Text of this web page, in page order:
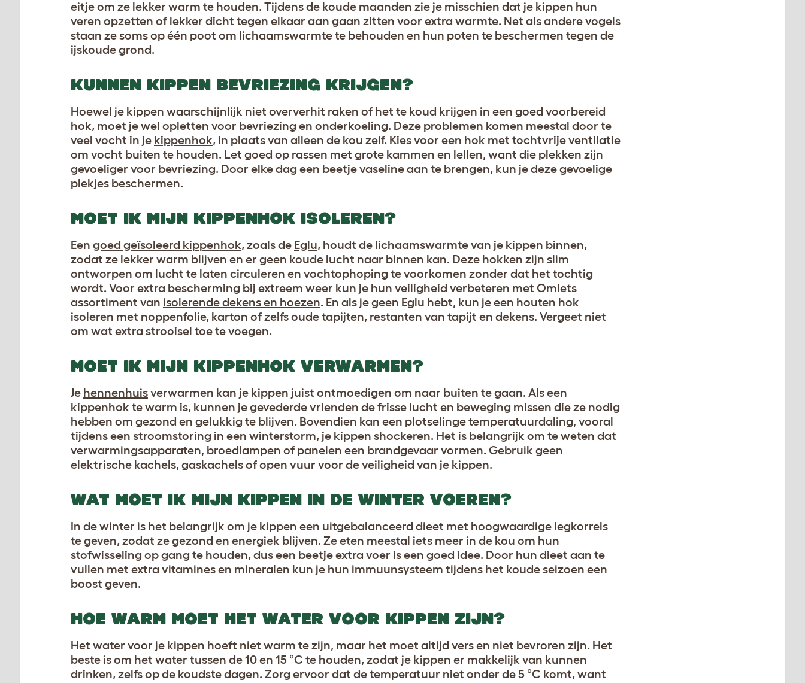
eitje om ze lekker warm te houden. Tijdens de koude maanden zie je misschien dat je kippen hun
veren opzetten of lekker dicht tegen elkaar aan gaan zitten voor extra warmte. Net als andere vogels
staan ze soms op één poot om lichaamswarmte te behouden en hun poten te beschermen tegen de
ijskoude grond.
KUNNEN KIPPEN BEVRIEZING KRIJGEN?
Hoewel je kippen waarschijnlijk niet oververhit raken of het te koud krijgen in een goed voorbereid
hok, moet je wel opletten voor bevriezing en onderkoeling. Deze problemen komen meestal door te
veel vocht in je kippenhok, in plaats van alleen de kou zelf. Kies voor een hok met tochtvrije ventilatie
om vocht buiten te houden. Let goed op rassen met grote kammen en lellen, want die plekken zijn
gevoeliger voor bevriezing. Door elke dag een beetje vaseline aan te brengen, kun je deze gevoelige
plekjes beschermen.
MOET IK MIJN KIPPENHOK ISOLEREN?
Een goed geïsoleerd kippenhok, zoals de Eglu, houdt de lichaamswarmte van je kippen binnen,
zodat ze lekker warm blijven en er geen koude lucht naar binnen kan. Deze hokken zijn slim
ontworpen om lucht te laten circuleren en vochtophoping te voorkomen zonder dat het tochtig
wordt. Voor extra bescherming bij extreem weer kun je hun veiligheid verbeteren met Omlets
assortiment van isolerende dekens en hoezen. En als je geen Eglu hebt, kun je een houten hok
isoleren met noppenfolie, karton of zelfs oude tapijten, restanten van tapijt en dekens. Vergeet niet
om wat extra strooisel toe te voegen.
MOET IK MIJN KIPPENHOK VERWARMEN?
Je hennenhuisverwarmen kan je kippen juist ontmoedigen om naar buiten te gaan. Als een
kippenhok te warm is, kunnen je gevederde vrienden de frisse lucht en beweging missen die ze nodig
hebben om gezond en gelukkig te blijven. Bovendien kan een plotselinge temperatuurdaling, vooral
tijdens een stroomstoring in een winterstorm, je kippen shockeren. Het is belangrijk om te weten dat
verwarmingsapparaten, broedlampen of panelen een brandgevaar vormen. Gebruik geen
elektrische kachels, gaskachels of open vuur voor de veiligheid van je kippen.
WAT MOET IK MIJN KIPPEN IN DE WINTER VOEREN?
In de winter is het belangrijk om je kippen een uitgebalanceerd dieet met hoogwaardige legkorrels
te geven, zodat ze gezond en energiek blijven. Ze eten meestal iets meer in de kou om hun
stofwisseling op gang te houden, dus een beetje extra voer is een goed idee. Door hun dieet aan te
vullen met extra vitamines en mineralen kun je hun immuunsysteem tijdens het koude seizoen een
boost geven.
HOE WARM MOET HET WATER VOOR KIPPEN ZIJN?
Het water voor je kippen hoeft niet warm te zijn, maar het moet altijd vers en niet bevroren zijn. Het
beste is om het water tussen de 10 en 15 °C te houden, zodat je kippen er makkelijk van kunnen
drinken, zelfs op de koudste dagen. Zorg ervoor dat de temperatuur niet onder de 5 °C komt, want